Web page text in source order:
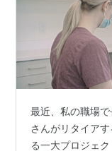
最近、私の職場
さんがリタイア
る一大プロジェ